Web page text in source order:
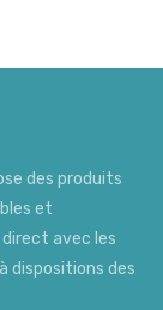
des produits
et
avec les
dispositions des